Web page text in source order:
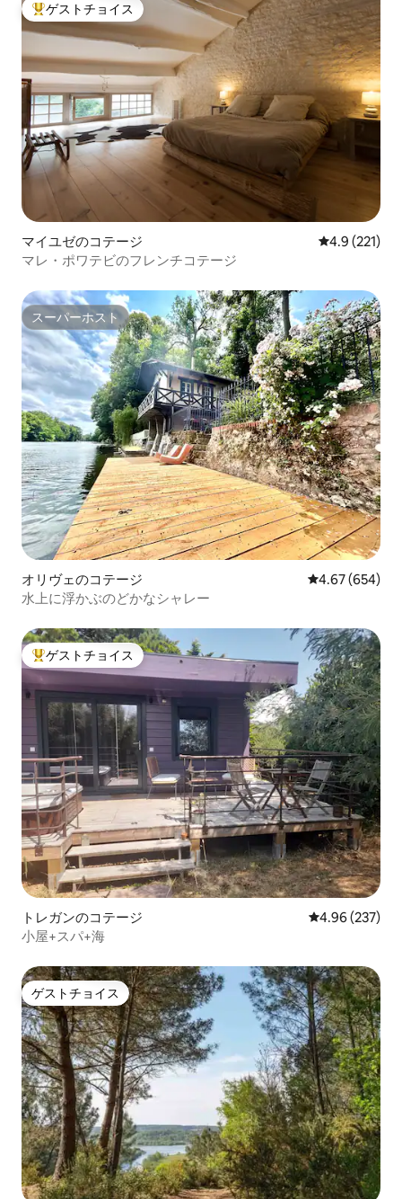
大好評のゲストチョイスです。
ゲストチョイス
マイユゼのコテージ レビュー221
4.9 (221)
マレ・ポワテビのフレンチコテージ
スーパーホスト
スーパーホスト
オリヴェのコテージ レビュー654
4.67 (654)
水上に浮かぶのどかなシャレー
大好評のゲストチョイスです。
ゲストチョイス
トレガンのコテージ レビュー237
4.96 (237)
小屋+スパ+海
ゲストチョイス
ゲストチョイス